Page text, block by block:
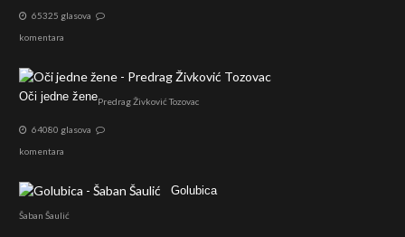
65325 glasova
komentara
Oči jedne ženePredrag Živković Tozovac
64080 glasova
komentara
Golubica
Šaban Šaulić